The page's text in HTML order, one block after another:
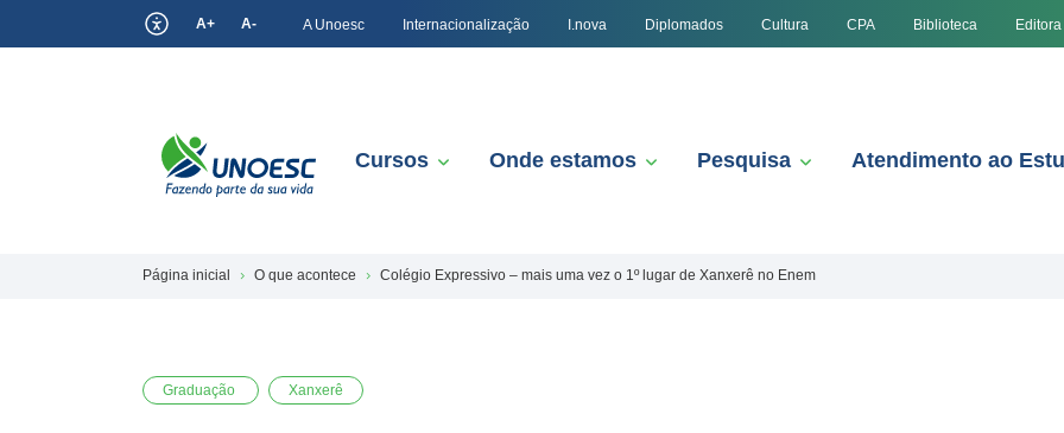
A+ A- A Unoesc Internacionalização I.nova Diplomados Cultura CPA Biblioteca Editora
Cursos Onde estamos Pesquisa Atendimento ao
Página inicial O que acontece Colégio Expressivo – mais uma vez o 1º lugar de Xanxerê no Enem
Graduação Xanxerê